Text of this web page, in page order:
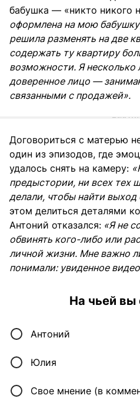
бабушка — «никто никого
оформлена на мою бабушку
решила разменять на две
содержать ту квартиру
возможности. Я несколько
доверенное лицо —
связанными с продажей».
Договориться с матерью
один из эпизодов, где
удалось снять на камеру:
предыстории, ни всех тех
делали, чтобы найти выход
этом делиться деталями
Антоний отказался: «Я не
обвинять кого-либо или
личной жизни. Мне важно
понимали: увиденное
На чьей вы
Антоний
Юлия
Свое мнение (в